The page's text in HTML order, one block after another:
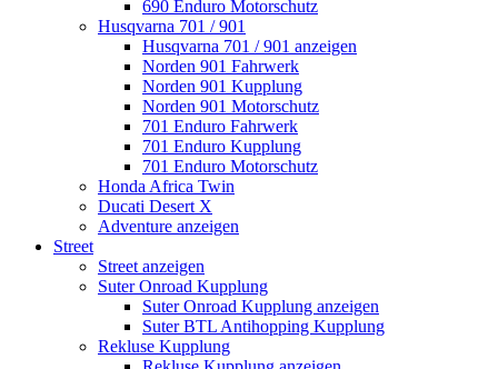
690 Enduro Motorschutz
Husqvarna 701 / 901
Husqvarna 701 / 901 anzeigen
Norden 901 Fahrwerk
Norden 901 Kupplung
Norden 901 Motorschutz
701 Enduro Fahrwerk
701 Enduro Kupplung
701 Enduro Motorschutz
Honda Africa Twin
Ducati Desert X
Adventure anzeigen
Street
Street anzeigen
Suter Onroad Kupplung
Suter Onroad Kupplung anzeigen
Suter BTL Antihopping Kupplung
Rekluse Kupplung